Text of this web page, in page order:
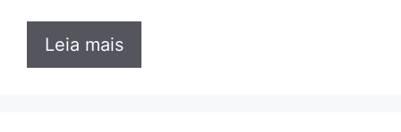
Leia mais